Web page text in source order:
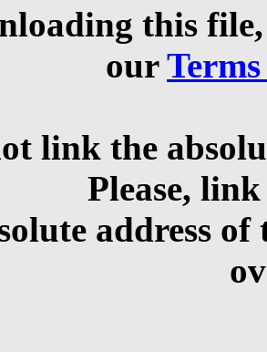
this
our
link the
Please,
address